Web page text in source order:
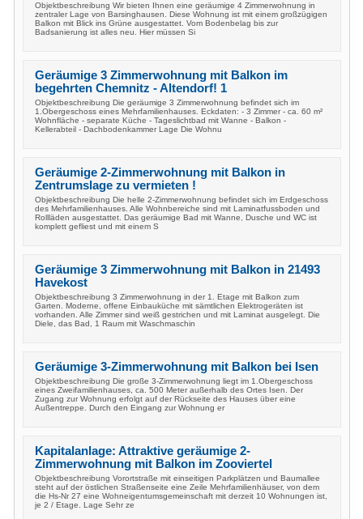
Objektbeschreibung Wir bieten Ihnen eine geräumige 4 Zimmerwohnung in
zentraler Lage von Barsinghausen. Diese Wohnung ist mit einem großzügigen
Balkon mit Blick ins Grüne ausgestattet. Vom Bodenbelag bis zur
Badsanierung ist alles neu. Hier müssen Si
Geräumige 3 Zimmerwohnung mit Balkon im
begehrten Chemnitz - Altendorf! 1
Objektbeschreibung Die geräumige 3 Zimmerwohnung befindet sich im
1.Obergeschoss eines Mehrfamilienhauses. Eckdaten: - 3 Zimmer - ca. 60 m²
Wohnfläche - separate Küche - Tageslichtbad mit Wanne - Balkon -
Kellerabteil - Dachbodenkammer Lage Die Wohnu
Geräumige 2-Zimmerwohnung mit Balkon in
Zentrumslage zu vermieten !
Objektbeschreibung Die helle 2-Zimmerwohnung befindet sich im Erdgeschoss
des Mehrfamilienhauses. Alle Wohnbereiche sind mit Laminatfussboden und
Rollläden ausgestattet. Das geräumige Bad mit Wanne, Dusche und WC ist
komplett gefliest und mit einem S
Geräumige 3 Zimmerwohnung mit Balkon in 21493
Havekost
Objektbeschreibung 3 Zimmerwohnung in der 1. Etage mit Balkon zum
Garten. Moderne, offene Einbauküche mit sämtlichen Elektrogeräten ist
vorhanden. Alle Zimmer sind weiß gestrichen und mit Laminat ausgelegt. Die
Diele, das Bad, 1 Raum mit Waschmaschin
Geräumige 3-Zimmerwohnung mit Balkon bei Isen
Objektbeschreibung Die große 3-Zimmerwohnung liegt im 1.Obergeschoss
eines Zweifamilienhauses, ca. 500 Meter außerhalb des Ortes Isen. Der
Zugang zur Wohnung erfolgt auf der Rückseite des Hauses über eine
Außentreppe. Durch den Eingang zur Wohnung er
Kapitalanlage: Attraktive geräumige 2-
Zimmerwohnung mit Balkon im Zooviertel
Objektbeschreibung Vorortstraße mit einseitigen Parkplätzen und Baumallee
steht auf der östlichen Straßenseite eine Zeile Mehrfamilienhäuser, von dem
die Hs-Nr 27 eine Wohneigentumsgemeinschaft mit derzeit 10 Wohnungen ist,
je 2 / Etage. Lage Sehr ze